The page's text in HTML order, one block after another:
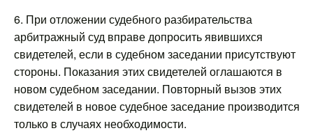
6. При отложении судебного разбирательства
арбитражный суд вправе допросить явившихся
свидетелей, если в судебном заседании присутствуют
стороны. Показания этих свидетелей оглашаются в
новом судебном заседании. Повторный вызов этих
свидетелей в новое судебное заседание производится
только в случаях необходимости.